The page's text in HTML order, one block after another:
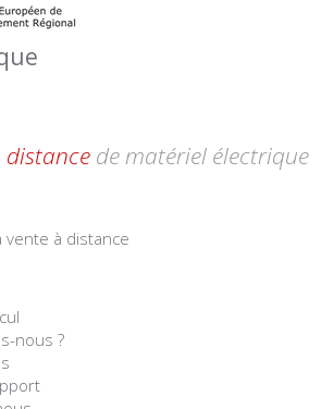
distancede matériel électrique
vente à distance
nous ?